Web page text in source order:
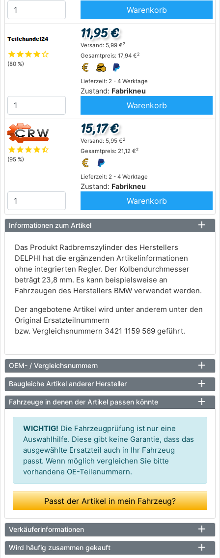
Warenkorb
starstarstarstarstar_outline
(80 %)
Lieferzeit: 2 - 4 Werktage
Zustand: Fabrikneu
11,95 €
Versand: 5,99 €2
Gesamtpreis: 17,94 €2
Warenkorb
starstarstarstarstar_half
(95 %)
Lieferzeit: 2 - 4 Werktage
Zustand: Fabrikneu
15,17 €
Versand: 5,95 €2
Gesamtpreis: 21,12 €2
Warenkorb
Informationen zum Artikel
Das Produkt Radbremszylinder des Herstellers
DELPHI hat die ergänzenden Artikelinformationen
ohne integrierten Regler. Der Kolbendurchmesser
beträgt 23,8 mm. Es kann beispielsweise an
Fahrzeugen des Herstellers BMW verwendet werden.
Der angebotene Artikel wird unter anderem unter den
Original Ersatzteilnummern
bzw. Vergleichsnummern 3421 1159 569 geführt.
OEM- / Vergleichsnummern
Baugleiche Artikel anderer Hersteller
Fahrzeuge in denen der Artikel passen könnte
WICHTIG! Die Fahrzeugprüfung ist nur eine
Auswahlhilfe. Diese gibt keine Garantie, dass das
ausgewählte Ersatzteil auch in Ihr Fahrzeug
passt. Wenn möglich vergleichen Sie bitte
vorhandene OE-Teilenummern.
Passt der Artikel in mein Fahrzeug?
Verkäuferinformationen
Wird häufig zusammen gekauft